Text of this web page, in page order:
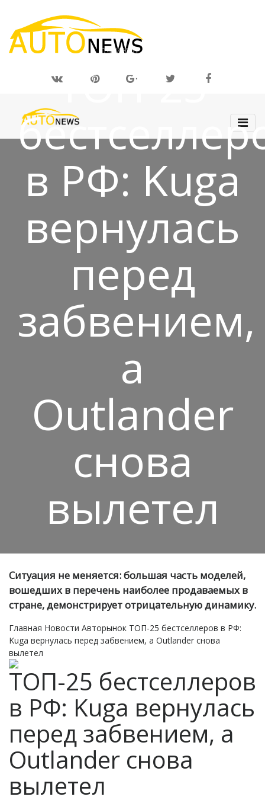
04 ИЮЛ 2019
ТОП-25
в РФ: Kuga
вернулась
перед
забвением,
а
Outlander
снова
вылетел
Ситуация не меняется: большая часть моделей,
вошедших в перечень наиболее продаваемых в
стране, демонстрирует отрицательную динамику.
Главная Новости Авторынок ТОП-25 бестселлеров в РФ:
Kuga вернулась перед забвением, а Outlander снова
вылетел
ТОП-25 бестселлеров
в РФ: Kuga вернулась
перед забвением, а
Outlander снова
вылетел